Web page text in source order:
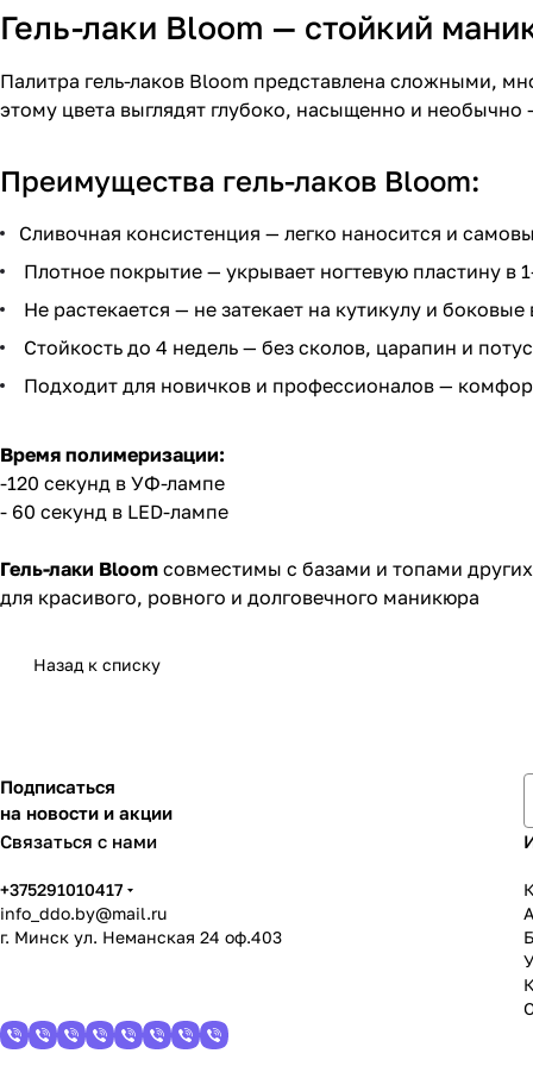
Гель-лаки Bloom — стойкий
Палитра гель-лаков Bloom представлена сложными,
этому цвета выглядят глубоко, насыщенно и
Преимущества гель-лаков Bloom:
Сливочная консистенция — легко наносится и
Плотное покрытие — укрывает ногтевую пластину в
Не растекается — не затекает на кутикулу и боковые
Стойкость до 4 недель — без сколов, царапин и
Подходит для новичков и профессионалов —
Время полимеризации:
-120 секунд в УФ-лампе
- 60 секунд в LED-лампе
Гель-лаки Bloom совместимы с базами и топами
для красивого, ровного и долговечного маникюра
Назад к списку
Подписаться
на новости и акции
Связаться с нами
+375291010417
info_ddo.by@mail.ru
г. Минск ул. Неманская 24 оф.403